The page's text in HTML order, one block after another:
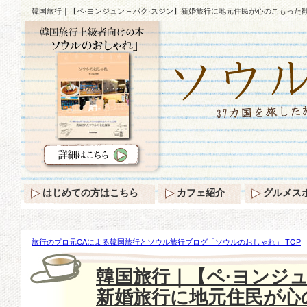
韓国旅行｜【ペ·ヨンジュン – パク·スジン】新婚旅行に地元住民が心のこもった
旅行のプロ元CAによる韓国旅行とソウル旅行ブログ「ソウルのおしゃれ」 TOP
に地元住民が心のこもった歓迎の垂れ幕〜♪
韓国旅行｜【ペ·ヨンジ
新婚旅行に地元住民が
はじめての方はこちら カフェ紹介 グルメス